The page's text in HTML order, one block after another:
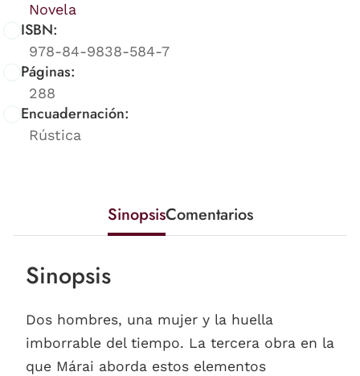
Novela
ISBN:
978-84-9838-584-7
Páginas:
288
Encuadernación:
Rústica
SinopsisComentarios
Sinopsis
Dos hombres, una mujer y la huella
imborrable del tiempo. La tercera obra en la
que Márai aborda estos elementos